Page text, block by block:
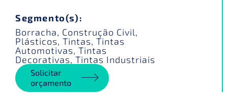
Segmento(s):
Borracha, Construção Civil,
Plásticos, Tintas, Tintas
Automotivas, Tintas
Decorativas, Tintas Industriais
Solicitar
orçamento